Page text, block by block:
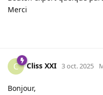
Merci
C Cliss XXI 3 oct. 2025
Bonjour,